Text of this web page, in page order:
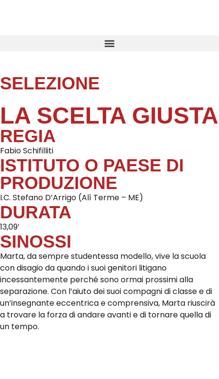
SELEZIONE
LA SCELTA GIUSTA
REGIA
Fabio Schifilliti
ISTITUTO O PAESE DI
PRODUZIONE
I.C. Stefano D’Arrigo (Alì Terme – ME)
DURATA
13,09’
SINOSSI
Marta, da sempre studentessa modello, vive la scuola
con disagio da quando i suoi genitori litigano
incessantemente perché sono ormai prossimi alla
separazione. Con l’aiuto dei suoi compagni di classe e di
un’insegnante eccentrica e comprensiva, Marta riuscirà
a trovare la forza di andare avanti e di tornare quella di
un tempo.